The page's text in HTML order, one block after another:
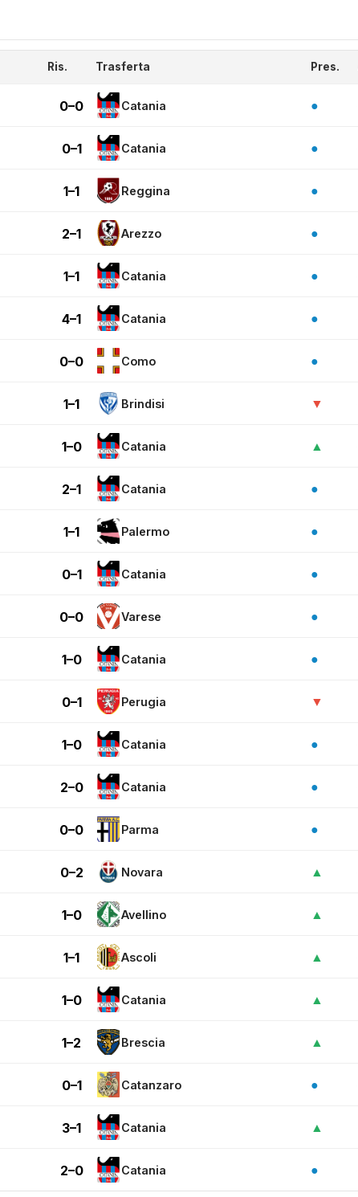
Ris. Trasferta Pres.
0–0 Catania ●
0–1 Catania ●
1–1 Reggina ●
2–1 Arezzo ●
1–1 Catania ●
4–1 Catania ●
0–0 Como ●
1–1 Brindisi ▼
1–0 Catania ▲
2–1 Catania ●
1–1 Palermo ●
0–1 Catania ●
0–0 Varese ●
1–0 Catania ●
0–1 Perugia ▼
1–0 Catania ●
2–0 Catania ●
0–0 Parma ●
0–2 Novara ▲
1–0 Avellino ▲
1–1 Ascoli ▲
1–0 Catania ▲
1–2 Brescia ▲
0–1 Catanzaro ●
3–1 Catania ▲
2–0 Catania ●